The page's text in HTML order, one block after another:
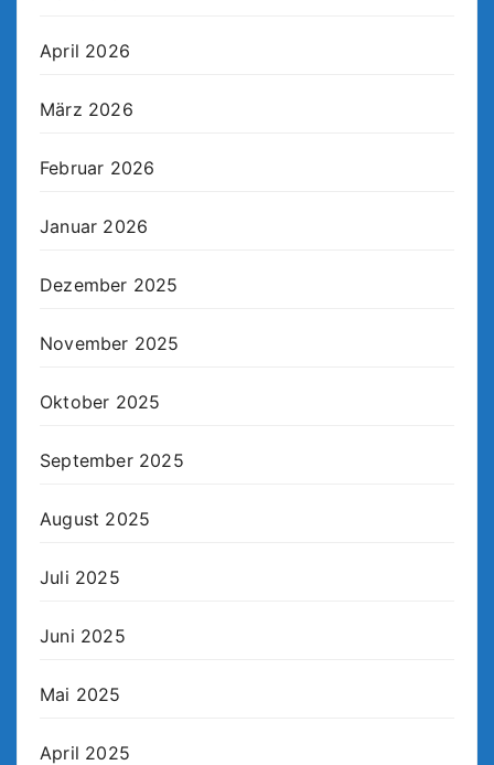
April 2026
März 2026
Februar 2026
Januar 2026
Dezember 2025
November 2025
Oktober 2025
September 2025
August 2025
Juli 2025
Juni 2025
Mai 2025
April 2025